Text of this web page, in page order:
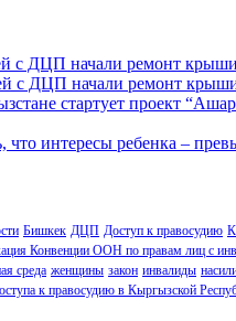
с ДЦП начали ремонт крыши
с ДЦП начали ремонт
стартует проект
интересы ребенка –
Бишкек ДЦП Доступ к правосудию
Конвенции ООН по правам лиц с
среда женщины закон инвалиды
к правосудию в Кыргызской